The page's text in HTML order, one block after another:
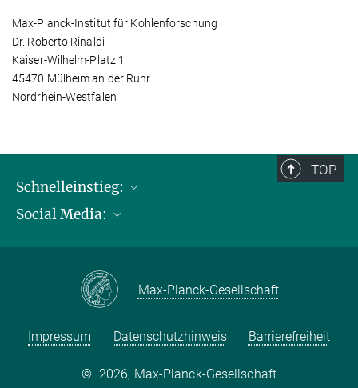
Max-Planck-Institut für Kohlenforschung
Dr. Roberto Rinaldi
Kaiser-Wilhelm-Platz 1
45470 Mülheim an der Ruhr
Nordrhein-Westfalen
TOP
Schnelleinstieg:
Publikationen
Kontakt und Anfahrtsbeschreibung
Social Media:
Max-Planck-Gesellschaft
Impressum Datenschutzhinweis Barrierefreiheit
© 2026, Max-Planck-Gesellschaft